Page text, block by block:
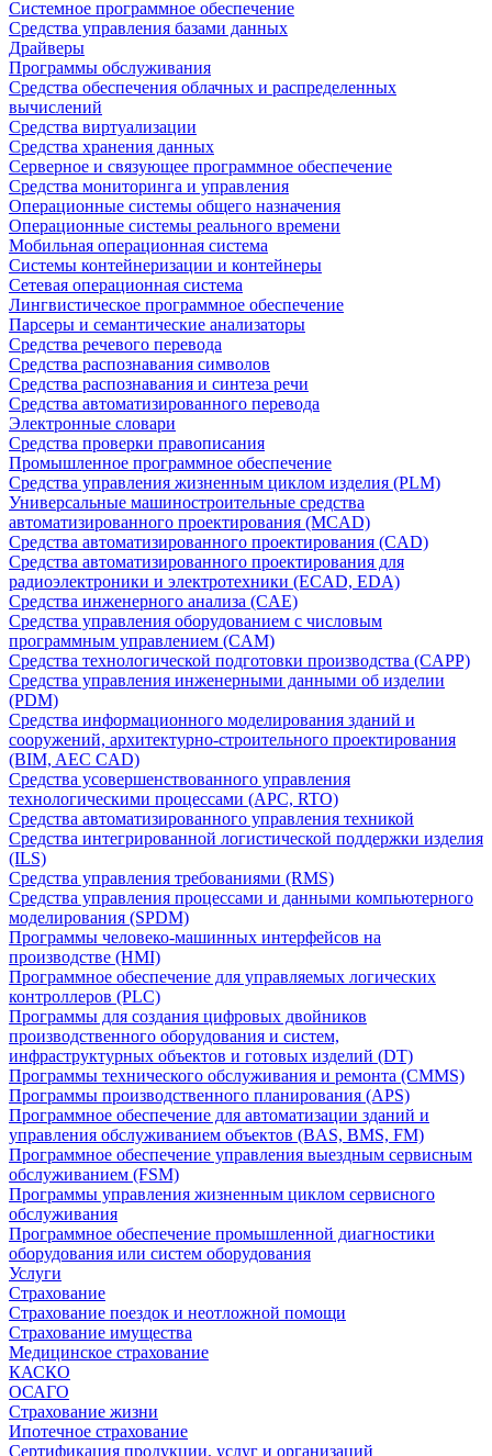
Системное программное обеспечение
Средства управления базами данных
Драйверы
Программы обслуживания
Средства обеспечения облачных и распределенных
вычислений
Средства виртуализации
Средства хранения данных
Серверное и связующее программное обеспечение
Средства мониторинга и управления
Операционные системы общего назначения
Операционные системы реального времени
Мобильная операционная система
Системы контейнеризации и контейнеры
Сетевая операционная система
Лингвистическое программное обеспечение
Парсеры и семантические анализаторы
Средства речевого перевода
Средства распознавания символов
Средства распознавания и синтеза речи
Средства автоматизированного перевода
Электронные словари
Средства проверки правописания
Промышленное программное обеспечение
Средства управления жизненным циклом изделия (PLM)
Универсальные машиностроительные средства
автоматизированного проектирования (MCAD)
Средства автоматизированного проектирования (CAD)
Средства автоматизированного проектирования для
радиоэлектроники и электротехники (ECAD, EDA)
Средства инженерного анализа (CAE)
Средства управления оборудованием с числовым
программным управлением (CAM)
Средства технологической подготовки производства (CAPP)
Средства управления инженерными данными об изделии
(PDM)
Средства информационного моделирования зданий и
сооружений, архитектурно-строительного проектирования
(BIM, AEC CAD)
Средства усовершенствованного управления
технологическими процессами (APC, RTO)
Средства автоматизированного управления техникой
Средства интегрированной логистической поддержки изделия
(ILS)
Средства управления требованиями (RMS)
Средства управления процессами и данными компьютерного
моделирования (SPDM)
Программы человеко-машинных интерфейсов на
производстве (HMI)
Программное обеспечение для управляемых логических
контроллеров (PLC)
Программы для создания цифровых двойников
производственного оборудования и систем,
инфраструктурных объектов и готовых изделий (DT)
Программы технического обслуживания и ремонта (CMMS)
Программы производственного планирования (APS)
Программное обеспечение для автоматизации зданий и
управления обслуживанием объектов (BAS, BMS, FM)
Программное обеспечение управления выездным сервисным
обслуживанием (FSM)
Программы управления жизненным циклом сервисного
обслуживания
Программное обеспечение промышленной диагностики
оборудования или систем оборудования
Услуги
Страхование
Страхование поездок и неотложной помощи
Страхование имущества
Медицинское страхование
КАСКО
ОСАГО
Страхование жизни
Ипотечное страхование
Сертификация продукции, услуг и организаций